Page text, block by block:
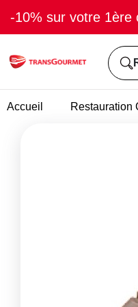
-10% sur votre 1ère
Accueil Restauration